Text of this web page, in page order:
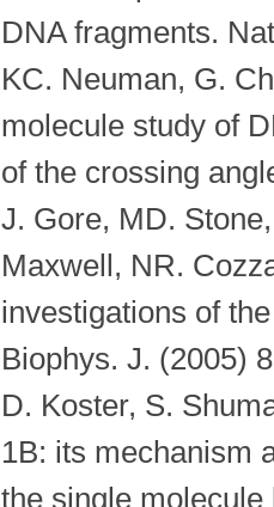
DNA fragments.
KC. Neuman, G.
molecule study of
of the crossing
J. Gore, MD.
Maxwell, NR.
investigations of
Biophys. J. (2005)
D. Koster, S.
1B: its mechanism
the single